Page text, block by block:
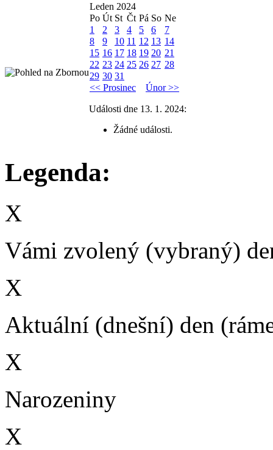
Leden 2024
Po Út St Čt Pá So Ne
1
2 3 4 5 6
7
8
9 10 11 12 13 14
15 16 17 18 19 20 21
22 23 24 25 26 27 28
29 30 31
<< Prosinec
Únor >>
Události dne 13. 1. 2024:
Žádné události.
Legenda:
X
Vámi zvolený (vybraný)
X
Aktuální (dnešní) den
X
Narozeniny
X